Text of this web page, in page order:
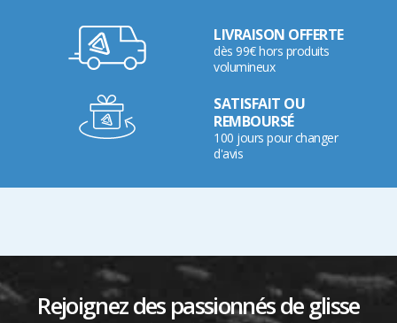
LIVRAISON OFFERTE
dès 99€ hors produits
volumineux
SATISFAIT OU
REMBOURSÉ
100 jours pour changer
d'avis
Rejoignez des passionnés de glisse